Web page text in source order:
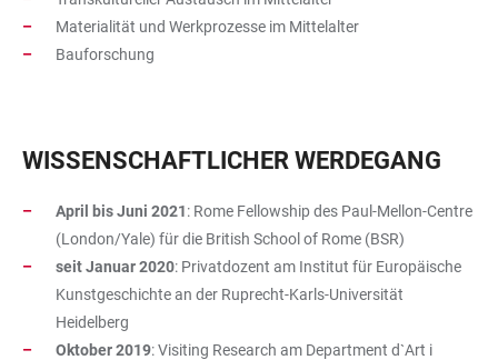
Materialität und Werkprozesse im Mittelalter
Bauforschung
WISSENSCHAFTLICHER WERDEGANG
April bis Juni 2021: Rome Fellowship des Paul-Mellon-Centre
(London/Yale) für die British School of Rome (BSR)
seit Januar 2020: Privatdozent am Institut für Europäische
Kunstgeschichte an der Ruprecht-Karls-Universität
Heidelberg
Oktober 2019: Visiting Research am Department d`Art i